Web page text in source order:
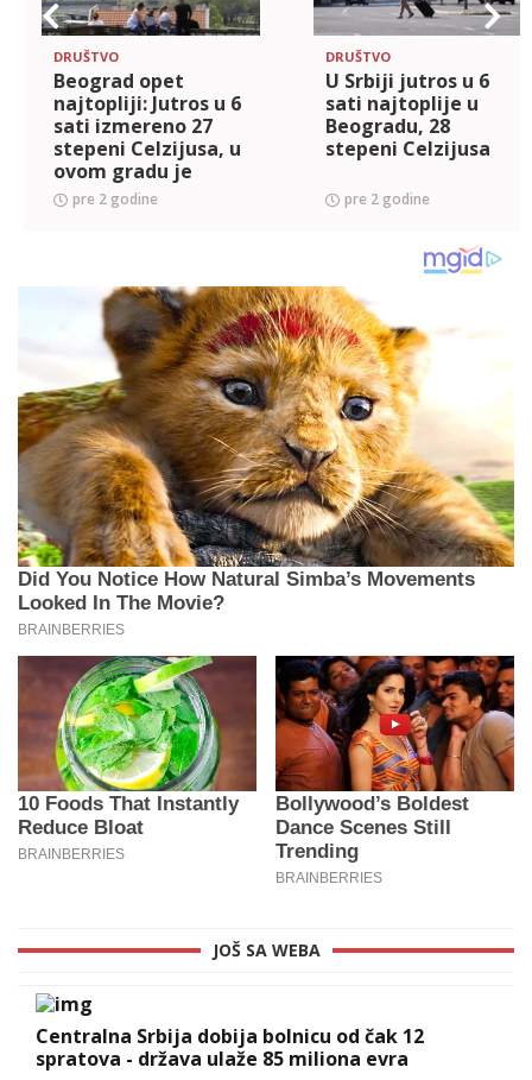
DRUŠTVO
Beograd opet
najtopliji: Jutros u 6
sati izmereno 27
stepeni Celzijusa, u
ovom gradu je
najhladnije
pre 2 godine
DRUŠTVO
U Srbiji jutros u 6
sati najtoplije u
Beogradu, 28
stepeni Celzijusa
pre 2 godine
JOŠ SA WEBA
Centralna Srbija dobija bolnicu od čak 12
spratova - država ulaže 85 miliona evra